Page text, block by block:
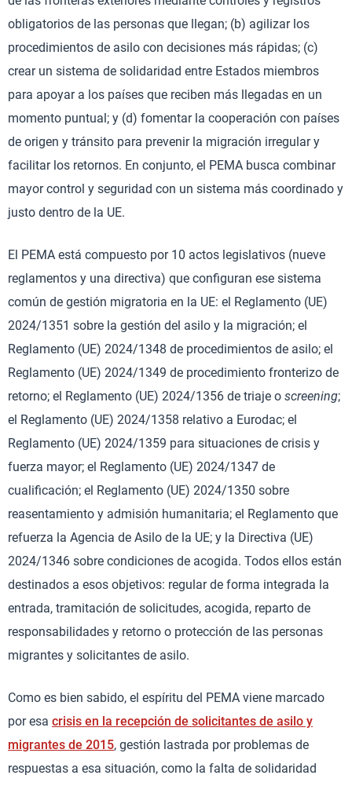
obligatorios de las personas que llegan; (b) agilizar los
procedimientos de asilo con decisiones más rápidas; (c)
crear un sistema de solidaridad entre Estados miembros
para apoyar a los países que reciben más llegadas en un
momento puntual; y (d) fomentar la cooperación con países
de origen y tránsito para prevenir la migración irregular y
facilitar los retornos. En conjunto, el PEMA busca combinar
mayor control y seguridad con un sistema más coordinado y
justo dentro de la UE.
El PEMA está compuesto por 10 actos legislativos (nueve
reglamentos y una directiva) que configuran ese sistema
común de gestión migratoria en la UE: el Reglamento (UE)
2024/1351 sobre la gestión del asilo y la migración; el
Reglamento (UE) 2024/1348 de procedimientos de asilo; el
Reglamento (UE) 2024/1349 de procedimiento fronterizo de
retorno; el Reglamento (UE) 2024/1356 de triaje o screening;
el Reglamento (UE) 2024/1358 relativo a Eurodac; el
Reglamento (UE) 2024/1359 para situaciones de crisis y
fuerza mayor; el Reglamento (UE) 2024/1347 de
cualificación; el Reglamento (UE) 2024/1350 sobre
reasentamiento y admisión humanitaria; el Reglamento que
refuerza la Agencia de Asilo de la UE; y la Directiva (UE)
2024/1346 sobre condiciones de acogida. Todos ellos están
destinados a esos objetivos: regular de forma integrada la
entrada, tramitación de solicitudes, acogida, reparto de
responsabilidades y retorno o protección de las personas
migrantes y solicitantes de asilo.
Como es bien sabido, el espíritu del PEMA viene marcado
por esa crisis en la recepción de solicitantes de asilo y
migrantes de 2015, gestión lastrada por problemas de
respuestas a esa situación, como la falta de solidaridad